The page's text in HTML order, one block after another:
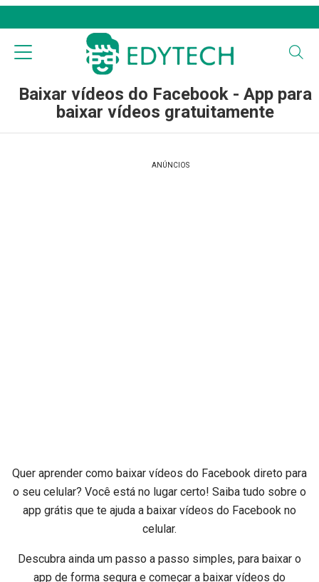
Baixar vídeos do Facebook - App para
baixar vídeos gratuitamente
ANÚNCIOS
Quer aprender como baixar vídeos do Facebook direto para
o seu celular? Você está no lugar certo! Saiba tudo sobre o
app grátis que te ajuda a baixar vídeos do Facebook no
celular.
Descubra ainda um passo a passo simples, para baixar o
app de forma segura e começar a baixar vídeos do